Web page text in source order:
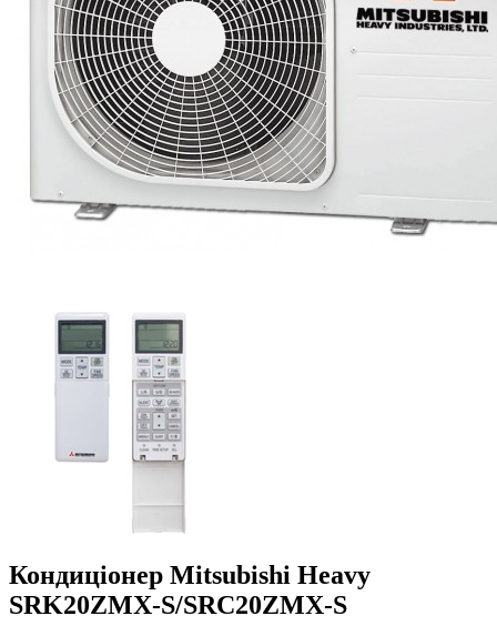
Кондиціонер Mitsubishi Heavy
SRK20ZMX-S/SRC20ZMX-S